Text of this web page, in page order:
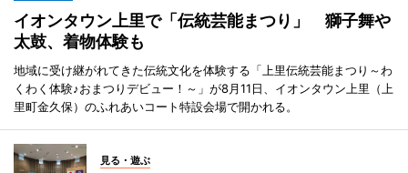
イオンタウン上里で「伝統芸能まつり」 獅子舞や
太鼓、着物体験も
地域に受け継がれてきた伝統文化を体験する「上里伝統芸能まつり～わ
くわく体験♪おまつりデビュー！～」が8月11日、イオンタウン上里（上
里町金久保）のふれあいコート特設会場で開かれる。
見る・遊ぶ